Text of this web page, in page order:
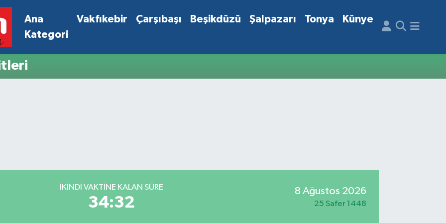
Ana
Kategori
Vakfıkebir Çarşıbaşı Beşikdüzü Şalpazarı Tonya Künye
İKINDI VAKTINE KALAN SÜRE
34:32
8 Ağustos 2026
25 Safer 1448